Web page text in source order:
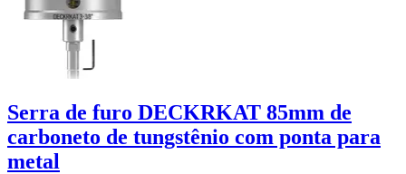
Serra de furo DECKRKAT 85mm de
carboneto de tungstênio com ponta para
metal